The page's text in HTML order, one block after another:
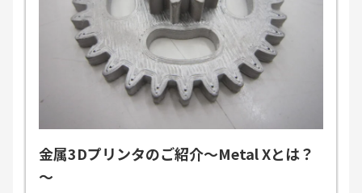
金属3Dプリンタのご紹介～Metal Xとは？
～